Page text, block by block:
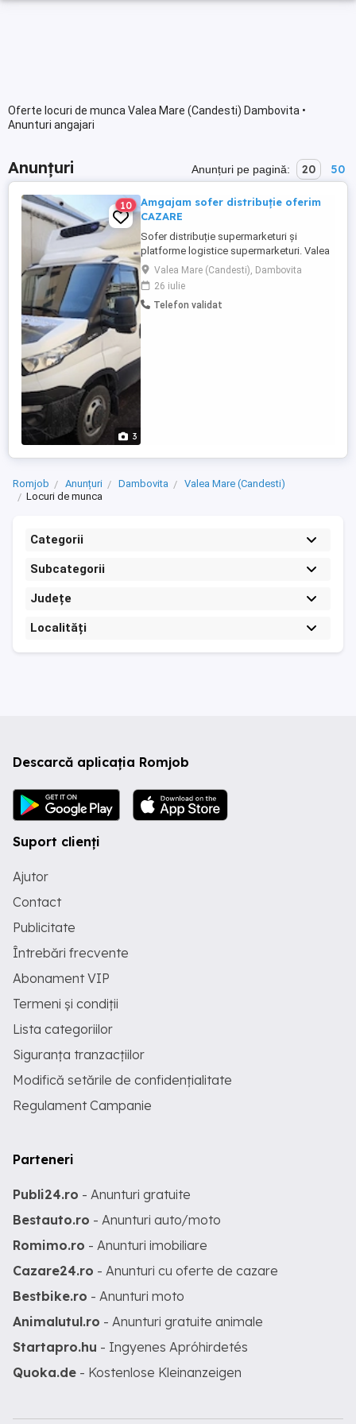
Oferte locuri de munca Valea Mare (Candesti) Dambovita •
Anunturi angajari
Anunțuri Anunțuri pe pagină: 20 50
3
10
Amgajam sofer distribuție oferim
CAZARE
Sofer distribuție supermarketuri și
platforme logistice supermarketuri. Valea
Mare, langa oras Gaesti Dambovita, ferma
de gaini oua Albert. Se încarcă și se
descarcă mecanizat cu Liza electrică.
Programul de dimineață de luni până
Valea Mare (Candesti), Dambovita
26 iulie
Telefon validat
Romjob Anunțuri Dambovita
Valea Mare (Candesti)
Locuri de munca
Categorii
Subcategorii
Județe
Localități
Descarcă aplicația Romjob
Suport clienți
Ajutor
Contact
Publicitate
Întrebări frecvente
Abonament VIP
Termeni și condiții
Lista categoriilor
Siguranța tranzacțiilor
Modifică setările de confidențialitate
Regulament Campanie
Parteneri
Publi24.ro - Anunturi gratuite
Bestauto.ro - Anunturi auto/moto
Romimo.ro - Anunturi imobiliare
Cazare24.ro - Anunturi cu oferte de cazare
Bestbike.ro - Anunturi moto
Animalutul.ro - Anunturi gratuite animale
Startapro.hu - Ingyenes Apróhirdetés
Quoka.de - Kostenlose Kleinanzeigen